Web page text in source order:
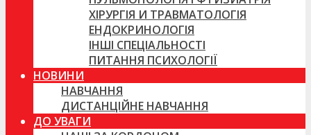
ХІРУРГІЯ И ТРАВМАТОЛОГІЯ
ЕНДОКРИНОЛОГІЯ
ІНШІ СПЕЦІАЛЬНОСТІ
ПИТАННЯ ПСИХОЛОГІЇ
НОВИНИ
НАВЧАННЯ
ДИСТАНЦІЙНЕ НАВЧАННЯ
ДО УВАГИ